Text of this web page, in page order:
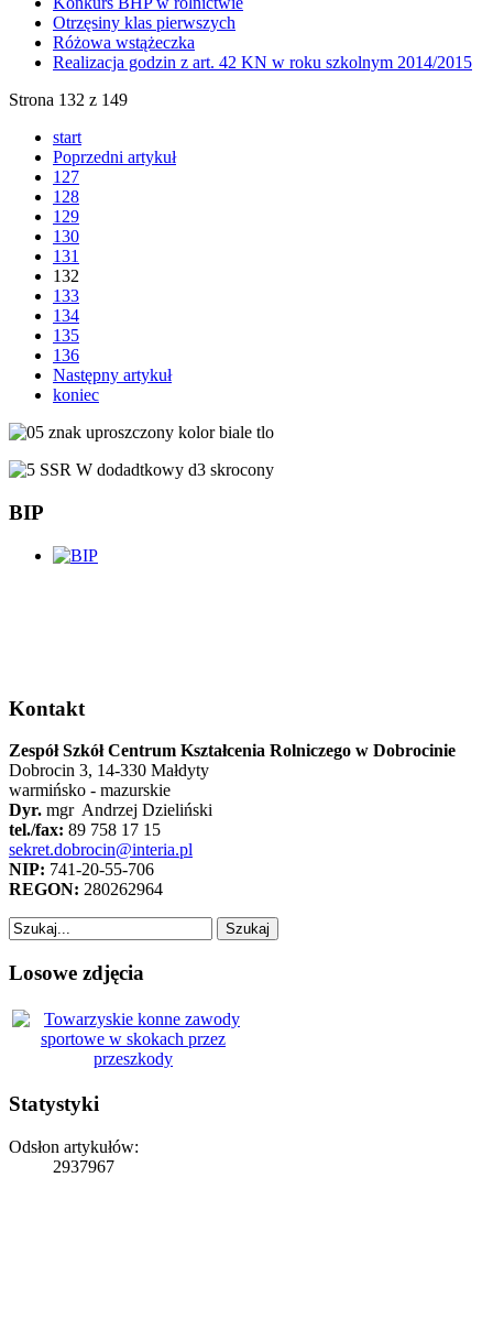
Otrzęsiny klas pierwszych
Różowa wstążeczka
Realizacja godzin z art. 42 KN w roku szkolnym 2014/2015
Strona 132 z 149
start
Poprzedni artykuł
127
128
129
130
131
132
133
134
135
136
Następny artykuł
koniec
BIP
Kontakt
Zespół Szkół Centrum Kształcenia Rolniczego w Dobrocinie
Dobrocin 3, 14-330 Małdyty
warmińsko - mazurskie
Dyr. mgr Andrzej Dzieliński
tel./fax: 89 758 17 15
sekret.dobrocin@interia.pl
NIP: 741-20-55-706
REGON: 280262964
Losowe zdjęcia
Statystyki
Odsłon artykułów:
2937967